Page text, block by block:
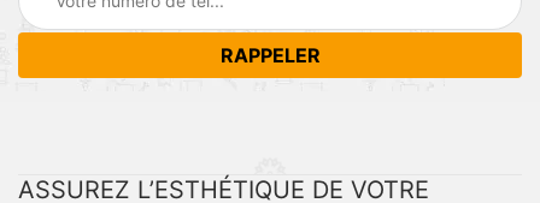
ASSUREZ L’ESTHÉTIQUE DE VOTRE